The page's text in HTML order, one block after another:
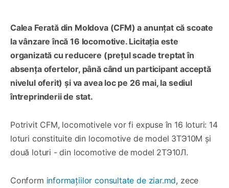
Calea Ferată din Moldova (CFM) a anunțat că scoate
la vânzare încă 16 locomotive. Licitația este
organizată cu reducere (prețul scade treptat în
absența ofertelor, până când un participant acceptă
nivelul oferit) și va avea loc pe 26 mai, la sediul
întreprinderii de stat.
Potrivit CFM, locomotivele vor fi expuse în 16 loturi: 14
loturi constituite din locomotive de model 3ТЭ10М și
două loturi - din locomotive de model 2ТЭ10Л.
Conform informațiilor consultate de ziar.md, zece